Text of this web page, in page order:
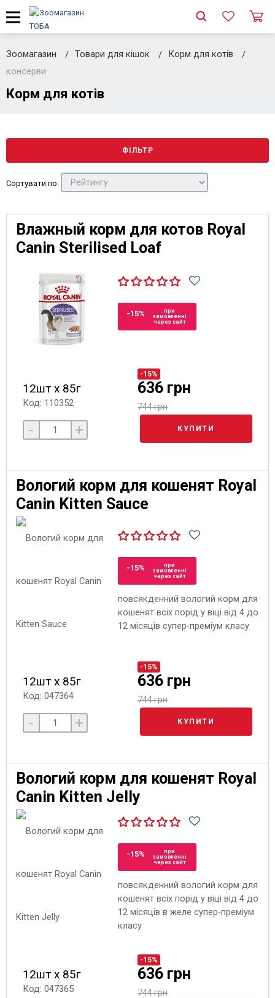
Зоомагазин Товари для кішок
Корм для котів
консерви
Корм для котів
ФІЛЬТР
Сортувати по:
Влажный корм для котов Royal
Canin Sterilised Loaf
-15%
при
замовленні
через сайт
12шт х 85г
Код: 110352
-15%
636 грн
744 грн
- + КУПИТИ
Вологий корм для кошенят Royal
Canin Kitten Sauce
-15%
при
замовленні
через сайт
повсякденний вологий корм для
кошенят всіх порід у віці від 4 до
12 місяців супер-преміум класу
12шт х 85г
Код: 047364
-15%
636 грн
744 грн
- + КУПИТИ
Вологий корм для кошенят Royal
Canin Kitten Jelly
-15%
при
замовленні
через сайт
повсякденний вологий корм для
кошенят всіх порід у віці від 4 до
12 місяців в желе супер-преміум
класу
12шт х 85г
Код: 047365
-15%
636 грн
744 грн